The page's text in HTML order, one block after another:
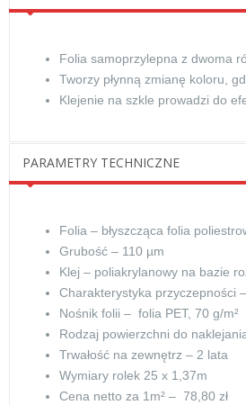
Folia samoprzylepna z dwoma
Tworzy płynną zmianę koloru,
Klejenie na szkle prowadzi do
PARAMETRY TECHNICZNE
Folia – błyszcząca folia
Grubość – 110 µm
Klej – poliakrylanowy na bazie
Charakterystyka przyczepności –
Nośnik folii – folia PET, 70 g/m²
Rodzaj powierzchni do
Trwałość na zewnętrz – 2 lata
Wymiary rolek 25 x 1,37m
Cena netto za 1m² – 78,80 zł